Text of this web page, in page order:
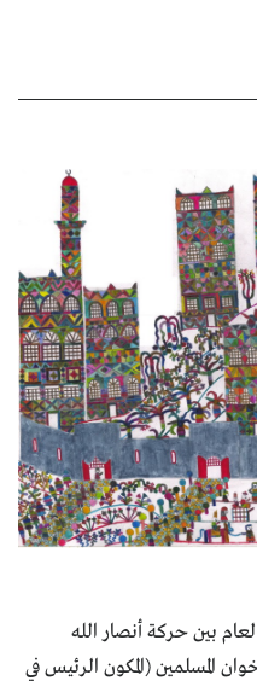
بين حركة أنصار الله
المسلمين (المكون الرئيس في